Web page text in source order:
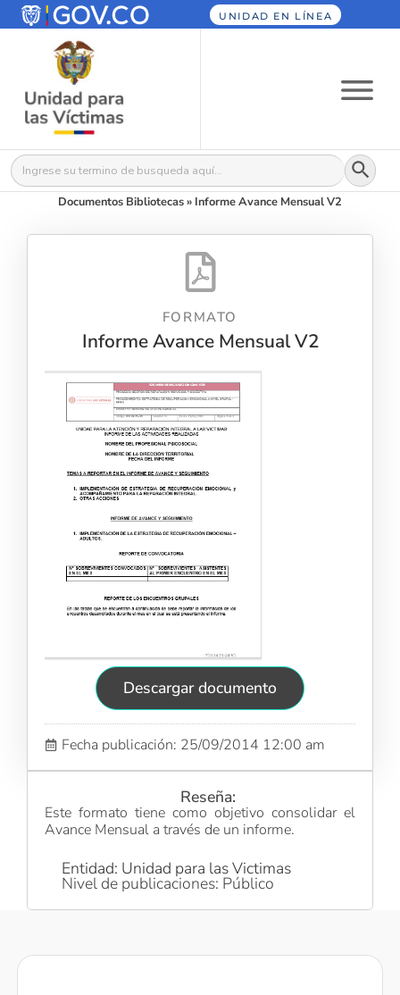
UNIDAD EN LÍNEA
Buscar: Botón
Documentos Bibliotecas» Informe Avance Mensual V2
FORMATO
Informe Avance Mensual V2
Descargar documento
Fecha publicación: 25/09/2014 12:00 am
Reseña:
Este formato tiene como objetivo consolidar el
Avance Mensual a través de un informe.
Entidad: Unidad para las Victimas
Nivel de publicaciones: Público